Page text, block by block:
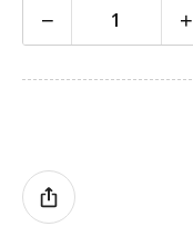
− +